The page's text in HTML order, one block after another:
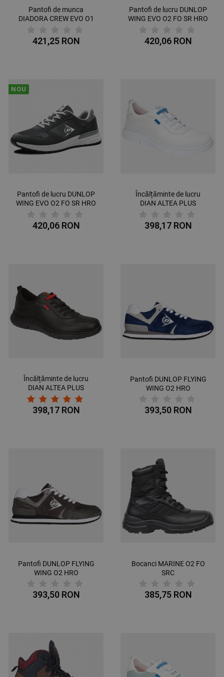
Pantofi de munca
DIADORA CREW EVO O1
421,25 RON
Pantofi de lucru DUNLOP
WING EVO O2 FO SR HRO
420,06 RON
NOU
Pantofi de lucru DUNLOP
WING EVO O2 FO SR HRO
420,06 RON
Încălțăminte de lucru
DIAN ALTEA PLUS
398,17 RON
Încălțăminte de lucru
DIAN ALTEA PLUS
BLANCO O1 SRC
398,17 RON
Pantofi DUNLOP FLYING
WING O2 HRO
393,50 RON
Pantofi DUNLOP FLYING
WING O2 HRO
393,50 RON
Bocanci MARINE О2 FO
SRC
385,75 RON